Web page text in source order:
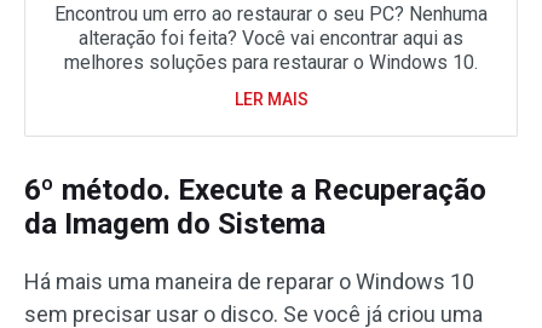
Encontrou um erro ao restaurar o seu PC? Nenhuma
alteração foi feita? Você vai encontrar aqui as
melhores soluções para restaurar o Windows 10.
LER MAIS
6º método. Execute a Recuperação
da Imagem do Sistema
Há mais uma maneira de reparar o Windows 10
sem precisar usar o disco. Se você já criou uma